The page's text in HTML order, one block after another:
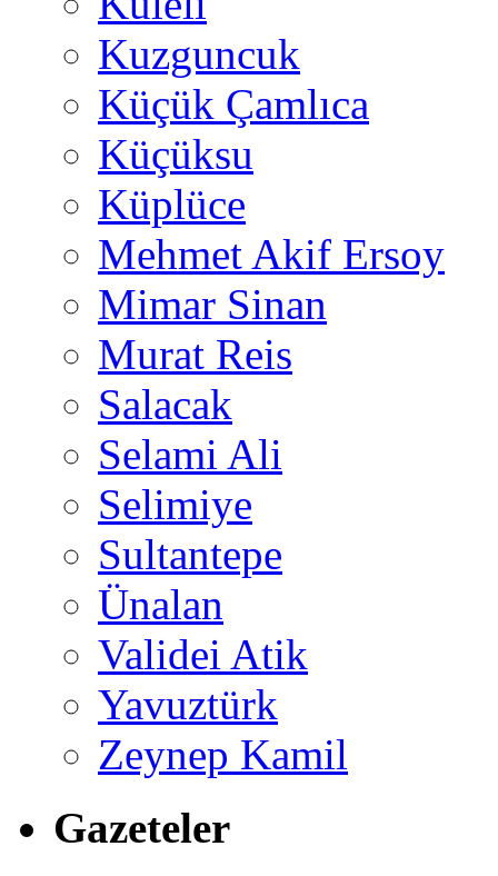
Kuzguncuk
Küçük Çamlıca
Küçüksu
Küplüce
Mehmet Akif Ersoy
Mimar Sinan
Murat Reis
Salacak
Selami Ali
Selimiye
Sultantepe
Ünalan
Validei Atik
Yavuztürk
Zeynep Kamil
Gazeteler